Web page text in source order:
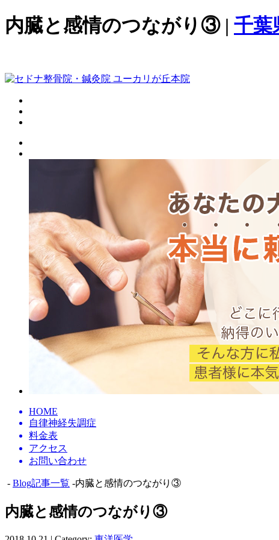
内臓と感情のつながり③ | 千葉
HOME
自律神経失調症
料金表
アクセス
お問い合わせ
- Blog記事一覧 -内臓と感情のつながり③
内臓と感情のつながり③